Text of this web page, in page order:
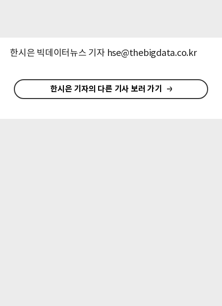
한시은 빅데이터뉴스 기자 hse@thebigdata.co.kr
한시은 기자의 다른 기사 보러 가기